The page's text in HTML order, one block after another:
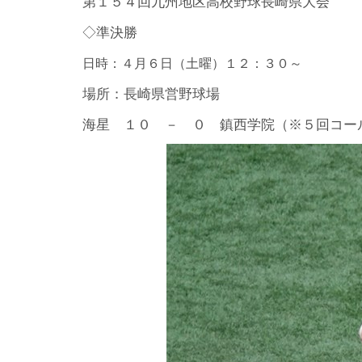
◇準決勝
日時：４月６日（土曜）１２：３０～
場所：長崎県営野球場
海星 １０ － ０ 鎮西学院（※５回コー